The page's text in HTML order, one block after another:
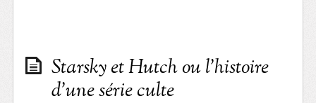
Starsky et Hutch ou l’histoire
d’une série culte